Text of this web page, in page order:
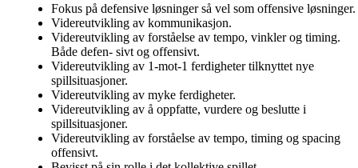
Fokus på defensive løsninger så vel som offensive løsninger.
Videreutvikling av kommunikasjon.
Videreutvikling av forståelse av tempo, vinkler og timing.
Både defen- sivt og offensivt.
Videreutvikling av 1-mot-1 ferdigheter tilknyttet nye
spillsituasjoner.
Videreutvikling av myke ferdigheter.
Videreutvikling av å oppfatte, vurdere og beslutte i
spillsituasjoner.
Videreutvikling av forståelse av tempo, timing og spacing
offensivt.